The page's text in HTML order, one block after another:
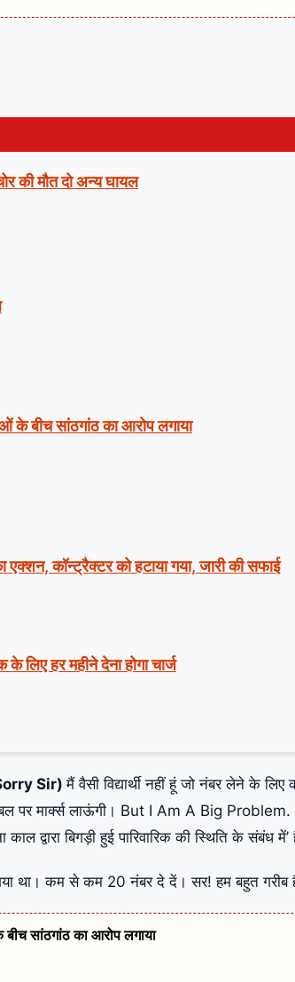
की मौत दो अन्य घायल
के बीच सांठगांठ का आरोप लगाया
कॉन्ट्रैक्टर को हटाया गया, जारी की सफाई
हर महीने देना होगा चार्ज
Sorry Sir)मैं वैसी विद्यार्थी नहीं हूं जो नंबर लेने के लिए
पर मार्क्स लाऊंगी। But I Am A Big Problem.
द्वारा बिगड़ी हुई पारिवारिक की स्थिति के संबंध में’
था। कम से कम 20 नंबर दे दें। सर! हम बहुत गरीब
सांठगांठ का आरोप लगाया